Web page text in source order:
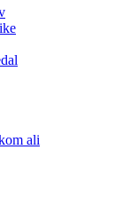
ali